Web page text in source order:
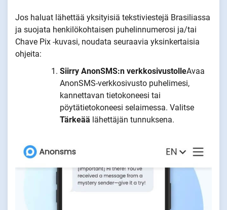
Jos haluat lähettää yksityisiä tekstiviestejä Brasiliassa
ja suojata henkilökohtaisen puhelinnumerosi ja/tai
Chave Pix -kuvasi, noudata seuraavia yksinkertaisia
ohjeita:
Siirry AnonSMS:n verkkosivustolleAvaa
AnonSMS-verkkosivusto puhelimesi,
kannettavan tietokoneesi tai
pöytätietokoneesi selaimessa. Valitse
Tärkeää lähettäjän tunnuksena.